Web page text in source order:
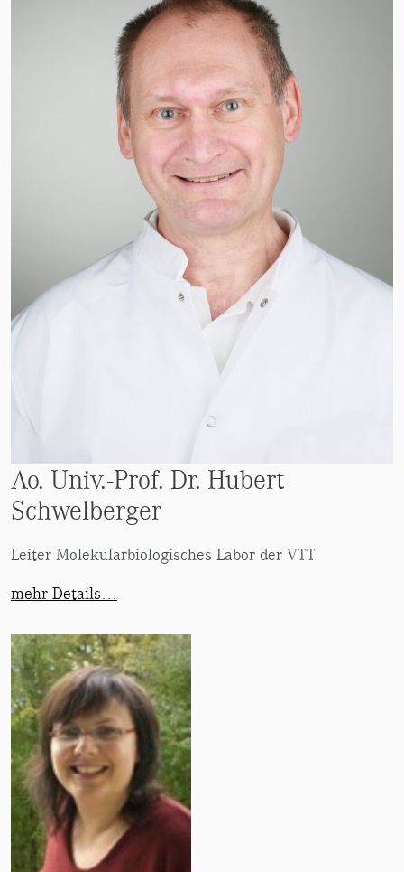
Ao. Univ.-Prof. Dr. Hubert
Schwelberger
Leiter Molekularbiologisches Labor der VTT
mehr Details…